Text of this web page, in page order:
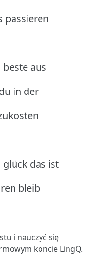
passieren
aus
in der
das ist
bleib
i nauczyć się
koncie LingQ.